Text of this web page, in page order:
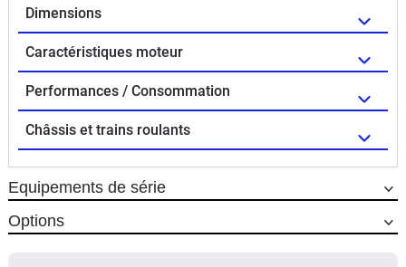
Dimensions
Caractéristiques moteur
Performances / Consommation
Châssis et trains roulants
Equipements de série
Options